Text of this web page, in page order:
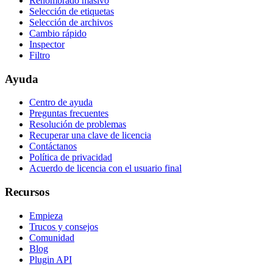
Selección de etiquetas
Selección de archivos
Cambio rápido
Inspector
Filtro
Ayuda
Centro de ayuda
Preguntas frecuentes
Resolución de problemas
Recuperar una clave de licencia
Contáctanos
Política de privacidad
Acuerdo de licencia con el usuario final
Recursos
Empieza
Trucos y consejos
Comunidad
Blog
Plugin API